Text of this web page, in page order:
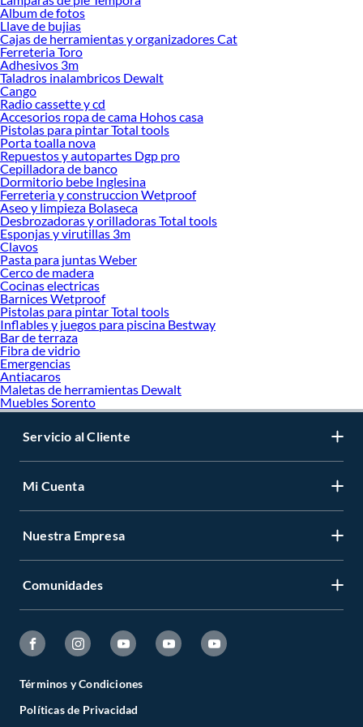
renovación de espacios. ¡Visítanos y descubre todo lo que tenemos para
ofrecerte!
Encuentra una amplia variedad de productos de Organización de Dormitorio en
Sodimac. Encuentra todo lo necesario para tus proyectos de renovación y
decoración. ¡Visítanos y haz tus ideas realidad!
Album de fotos
Llave de bujias
Cajas de herramientas y organizadores Cat
Ferreteria Toro
Adhesivos 3m
Taladros inalambricos Dewalt
Cango
Radio cassette y cd
Accesorios ropa de cama Hohos casa
Pistolas para pintar Total tools
Porta toalla nova
Repuestos y autopartes Dgp pro
Cepilladora de banco
Dormitorio bebe Inglesina
Ferreteria y construccion Wetproof
Aseo y limpieza Bolaseca
Desbrozadoras y orilladoras Total tools
Esponjas y virutillas 3m
Clavos
Pasta para juntas Weber
Cerco de madera
Cocinas electricas
Barnices Wetproof
Pistolas para pintar Total tools
Inflables y juegos para piscina Bestway
Bar de terraza
Fibra de vidrio
Emergencias
Antiacaros
Maletas de herramientas Dewalt
Muebles Sorento
Servicio al Cliente
Mi Cuenta
Nuestra Empresa
Comunidades
Términos y Condiciones
Políticas de Privacidad